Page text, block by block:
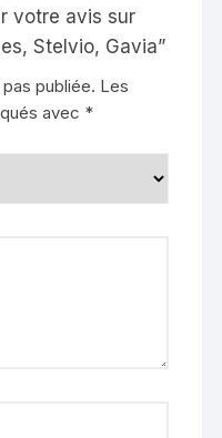
votre avis sur
Stelvio, Gavia”
publiée. Les
avec *